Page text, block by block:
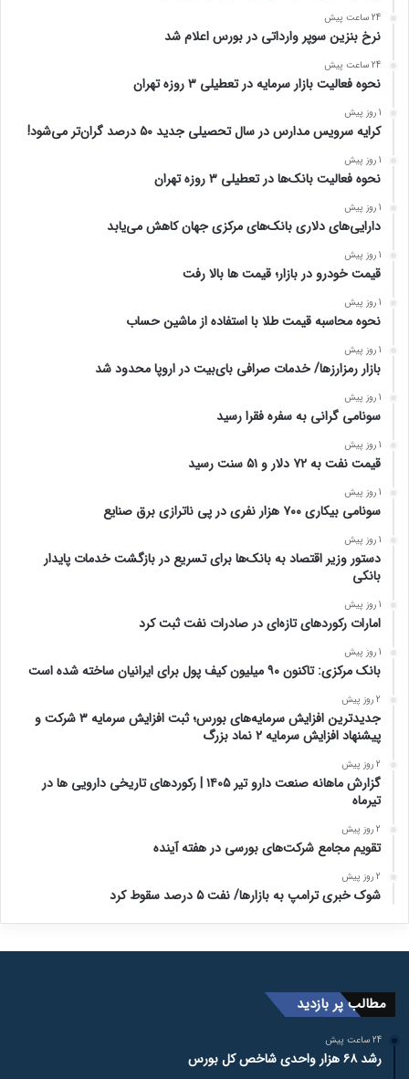
24 ساعت پیش
نرخ بنزین سوپر وارداتی در بورس اعلام شد
24 ساعت پیش
نحوه فعالیت بازار سرمایه در تعطیلی ۳ روزه تهران
1 روز پیش
کرایه سرویس مدارس در سال تحصیلی جدید ۵۰ درصد گران‌تر می‌شود!
1 روز پیش
نحوه فعالیت بانک‌ها در تعطیلی ۳ روزه تهران
1 روز پیش
دارایی‌های دلاری بانک‌های مرکزی جهان کاهش می‌یابد
1 روز پیش
قیمت خودرو در بازار؛ قیمت ها بالا رفت
1 روز پیش
نحوه محاسبه قیمت طلا با استفاده از ماشین حساب
1 روز پیش
بازار رمزارزها/ خدمات صرافی بای‌بیت در اروپا محدود شد
1 روز پیش
سونامی گرانی به سفره فقرا رسید
1 روز پیش
قیمت نفت به ۷۲ دلار و ۵۱ سنت رسید
1 روز پیش
سونامی بیکاری ۷۰۰ هزار نفری در پی ناترازی برق صنایع
1 روز پیش
دستور وزیر اقتصاد به بانک‌ها برای تسریع در بازگشت خدمات پایدار
بانکی
1 روز پیش
امارات رکورد‌های تازه‌ای در صادرات نفت ثبت کرد
1 روز پیش
بانک مرکزی: تاکنون ۹۰ میلیون کیف پول برای ایرانیان ساخته شده است
2 روز پیش
جدیدترین افزایش سرمایه‌های بورس؛ ثبت افزایش سرمایه ۳ شرکت و
پیشنهاد افزایش سرمایه ۲ نماد بزرگ
2 روز پیش
گزارش ماهانه صنعت دارو تیر ۱۴۰۵ | رکوردهای تاریخی دارویی ها در
تیرماه
2 روز پیش
تقویم مجامع شرکت‌های بورسی در هفته آینده
2 روز پیش
شوک خبری ترامپ به بازارها/ نفت ۵ درصد سقوط کرد
مطالب پر بازدید
24 ساعت پیش
رشد ۶۸ هزار واحدی شاخص کل بورس